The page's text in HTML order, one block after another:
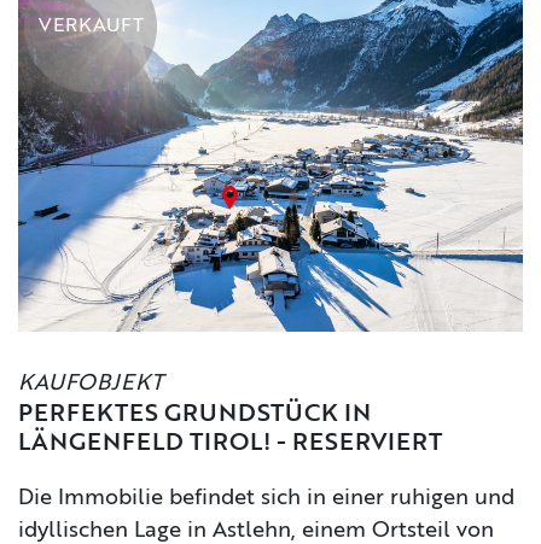
VERKAUFT
KAUFOBJEKT
PERFEKTES GRUNDSTÜCK IN
LÄNGENFELD TIROL! - RESERVIERT
Die Immobilie befindet sich in einer ruhigen und
idyllischen Lage in Astlehn, einem Ortsteil von